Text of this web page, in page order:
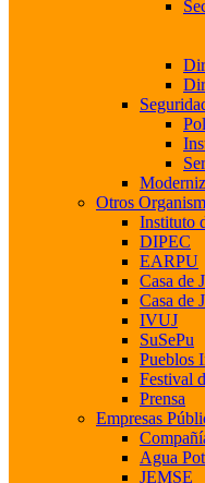
Otros
Instituto
DIPEC
EARPU
Casa de
Casa de
IVUJ
SuSePu
Pueblos
Festival
Prensa
Empresas
Agua
JEMSE